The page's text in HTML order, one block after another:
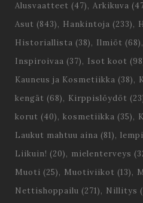
Alusvaatteet (47) Arkikuva
Asut (843) Hankintoja (233)
Historiallista (38) Ilmiöt (68)
Inspiroivaa (37) Isot koot
Kauneus ja Kosmetiikka (38)
kengät (68) Kirppislöydöt
korut (40) kosmetiikka (35)
Laukut mahtuu aina (81)
Liikuin! (20) mielenterveys
Muoti (25) Muotiviikot (13)
Nettishoppailu (271) Nillitys